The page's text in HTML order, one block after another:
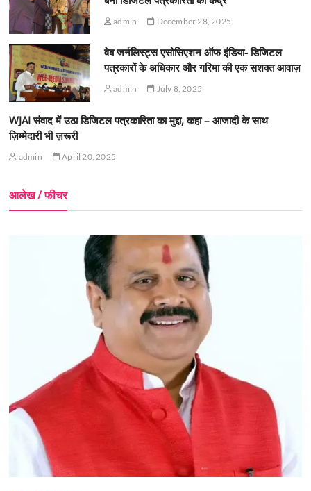
admin December 28, 2025
वेब जर्नलिस्ट्स एसोसिएशन ऑफ इंडिया- डिजिटल
पत्रकारों के अधिकार और गरिमा की एक सशक्त आवाज़
admin July 8, 2025
WJAI संवाद में उठा डिजिटल पत्रकारिता का मुद्दा, कहा – आजादी के साथ
ज़िम्मेदारी भी ज़रूरी
admin April 20, 2025
आलेख / फीचर